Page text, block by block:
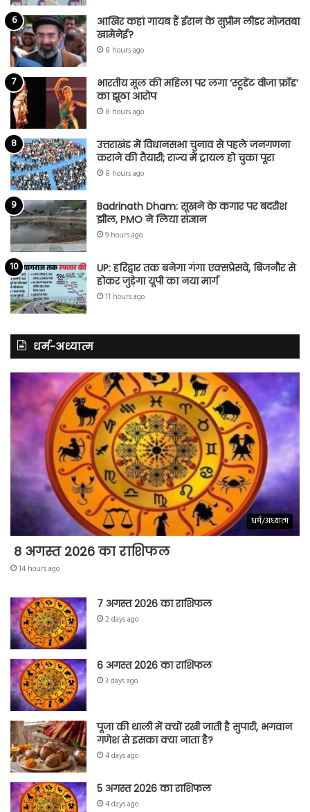
आखिर कहां गायब हैं ईरान के सुप्रीम लीडर मोजतबा
खामेनेई?
8 hours ago
भारतीय मूल की महिला पर लगा ‘स्टूडेंट वीजा फ्रॉड’
का झूठा आरोप
8 hours ago
उत्तराखंड में विधानसभा चुनाव से पहले जनगणना
कराने की तैयारी; राज्य में ट्रायल हो चुका पूरा
8 hours ago
Badrinath Dham: सूखने के कगार पर बदरीश
झील, PMO ने लिया संज्ञान
9 hours ago
UP: हरिद्वार तक बनेगा गंगा एक्सप्रेसवे, बिजनौर से
होकर जुड़ेगा यूपी का नया मार्ग
11 hours ago
धर्म-अध्यात्म
धर्म/अध्यात्म
8 अगस्त 2026 का राशिफल
14 hours ago
7 अगस्त 2026 का राशिफल
2 days ago
6 अगस्त 2026 का राशिफल
3 days ago
पूजा की थाली में क्यों रखी जाती है सुपारी, भगवान
गणेश से इसका क्या नाता है?
4 days ago
5 अगस्त 2026 का राशिफल
4 days ago